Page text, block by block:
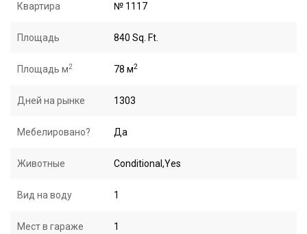
Квартира № 1117
Площадь 840 Sq. Ft.
Площадь м2 78 м2
Дней на рынке 1303
Мебелировано? Да
Животные Conditional,Yes
Вид на воду 1
Мест в гараже 1